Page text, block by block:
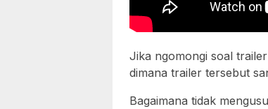
Jika ngomongi soal
dimana trailer tersebut
Bagaimana tidak